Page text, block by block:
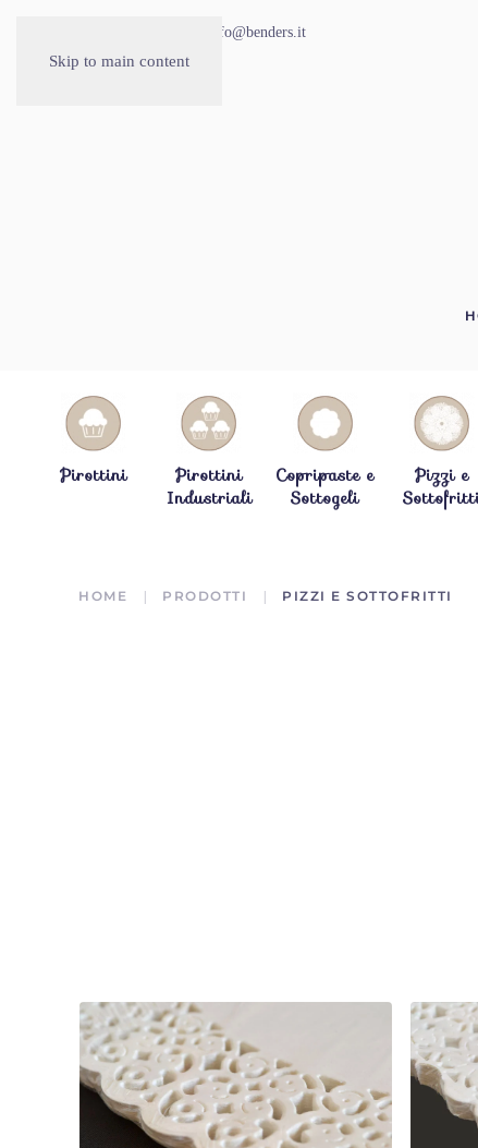
Skip to main content
info@benders.it
Pirottini
Pirottini
Industriali
Copripaste e
Sottogeli
Pizzi e
HOME PRODOTTI PIZZI E SOTTOFRITTI